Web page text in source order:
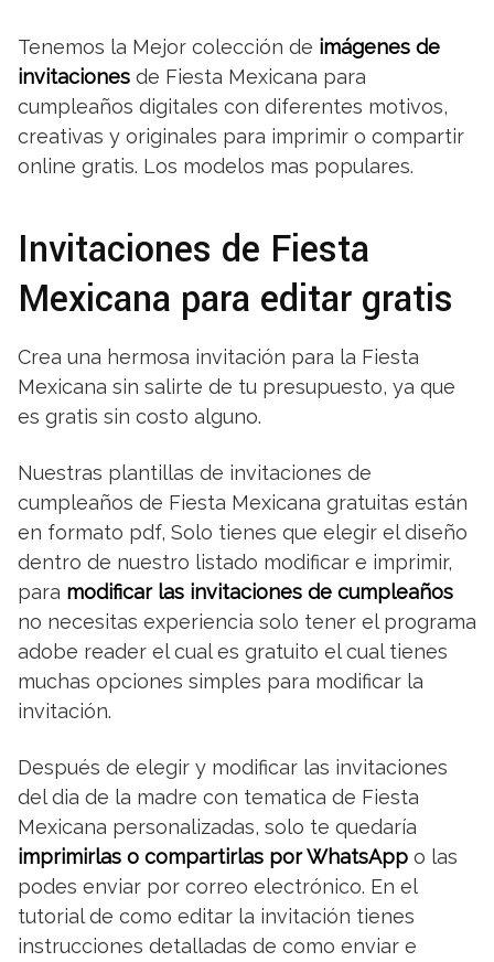
Tenemos la Mejor colección de imágenes de
invitaciones de Fiesta Mexicana para
cumpleaños digitales con diferentes motivos,
creativas y originales para imprimir o compartir
online gratis. Los modelos mas populares.
Invitaciones de Fiesta
Mexicana para editar gratis
Crea una hermosa invitación para la Fiesta
Mexicana sin salirte de tu presupuesto, ya que
es gratis sin costo alguno.
Nuestras plantillas de invitaciones de
cumpleaños de Fiesta Mexicana gratuitas están
en formato pdf, Solo tienes que elegir el diseño
dentro de nuestro listado modificar e imprimir,
para modificar las invitaciones de cumpleaños
no necesitas experiencia solo tener el programa
adobe reader el cual es gratuito el cual tienes
muchas opciones simples para modificar la
invitación.
Después de elegir y modificar las invitaciones
del dia de la madre con tematica de Fiesta
Mexicana personalizadas, solo te quedaría
imprimirlas o compartirlas por WhatsApp o las
podes enviar por correo electrónico. En el
tutorial de como editar la invitación tienes
instrucciones detalladas de como enviar e